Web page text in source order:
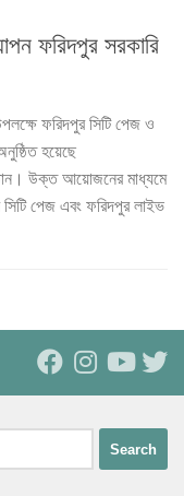
ফরিদপুর সরকারি
ফরিদপুর সিটি পেজ ও
হয়েছে
উক্ত আয়োজনের মাধ্যমে
সিটি পেজ এবং ফরিদপুর লাইভ